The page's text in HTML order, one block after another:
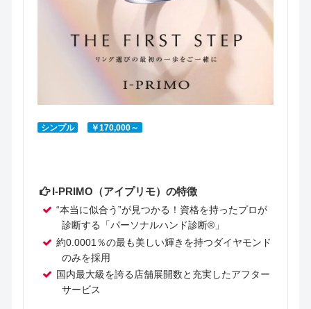
シンプル ￥170,000～
I-PRIMO（アイプリモ）の特徴
“本当に似合う”が見つかる！資格を持ったプロが
診断する「パーソナルハンド診断®」
約0.0001％の最も美しい輝きを持つダイヤモンド
のみを採用
国内最大級を誇る店舗展開数と充実したアフター
サービス